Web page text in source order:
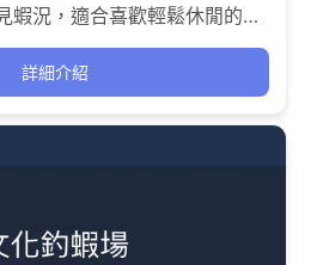
蝦況，適合喜歡輕鬆休閒的釣
護良好，結合餐飲與KTV，打
合家庭與朋友聚會。
詳細介紹